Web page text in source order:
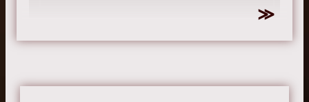
Мейз заслуживает собственного спин-